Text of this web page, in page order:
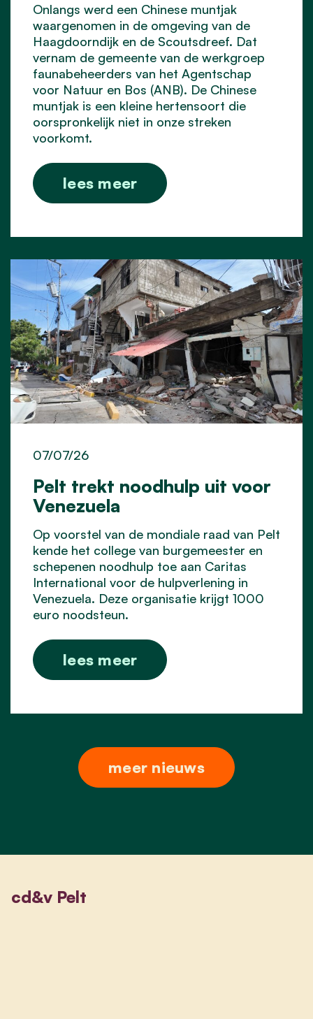
Onlangs werd een Chinese muntjak
waargenomen in de omgeving van de
Haagdoorndijk en de Scoutsdreef. Dat
vernam de gemeente van de werkgroep
faunabeheerders van het Agentschap
voor Natuur en Bos (ANB). De Chinese
muntjak is een kleine hertensoort die
oorspronkelijk niet in onze streken
voorkomt.
lees meer
Pelt trekt noodhulp uit voor
Venezuela
07/07/26
Op voorstel van de mondiale raad van Pelt
kende het college van burgemeester en
schepenen noodhulp toe aan Caritas
International voor de hulpverlening in
Venezuela. Deze organisatie krijgt 1000
euro noodsteun.
lees meer
meer nieuws
cd&v Pelt